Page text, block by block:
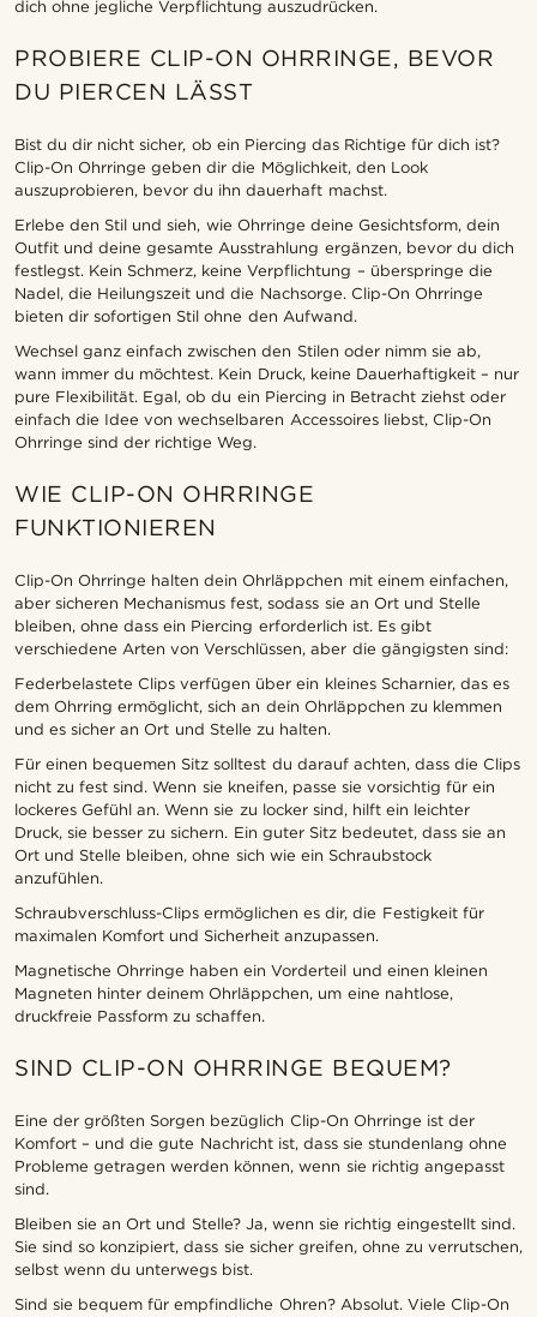
dich ohne jegliche Verpflichtung auszudrücken.
PROBIERE CLIP-ON OHRRINGE, BEVOR
DU PIERCEN LÄSST
Bist du dir nicht sicher, ob ein Piercing das Richtige für dich ist?
Clip-On Ohrringe geben dir die Möglichkeit, den Look
auszuprobieren, bevor du ihn dauerhaft machst.
Erlebe den Stil und sieh, wie Ohrringe deine Gesichtsform, dein
Outfit und deine gesamte Ausstrahlung ergänzen, bevor du dich
festlegst. Kein Schmerz, keine Verpflichtung – überspringe die
Nadel, die Heilungszeit und die Nachsorge. Clip-On Ohrringe
bieten dir sofortigen Stil ohne den Aufwand.
Wechsel ganz einfach zwischen den Stilen oder nimm sie ab,
wann immer du möchtest. Kein Druck, keine Dauerhaftigkeit – nur
pure Flexibilität. Egal, ob du ein Piercing in Betracht ziehst oder
einfach die Idee von wechselbaren Accessoires liebst, Clip-On
Ohrringe sind der richtige Weg.
WIE CLIP-ON OHRRINGE
FUNKTIONIEREN
Clip-On Ohrringe halten dein Ohrläppchen mit einem einfachen,
aber sicheren Mechanismus fest, sodass sie an Ort und Stelle
bleiben, ohne dass ein Piercing erforderlich ist. Es gibt
verschiedene Arten von Verschlüssen, aber die gängigsten sind:
Federbelastete Clips verfügen über ein kleines Scharnier, das es
dem Ohrring ermöglicht, sich an dein Ohrläppchen zu klemmen
und es sicher an Ort und Stelle zu halten.
Für einen bequemen Sitz solltest du darauf achten, dass die Clips
nicht zu fest sind. Wenn sie kneifen, passe sie vorsichtig für ein
lockeres Gefühl an. Wenn sie zu locker sind, hilft ein leichter
Druck, sie besser zu sichern. Ein guter Sitz bedeutet, dass sie an
Ort und Stelle bleiben, ohne sich wie ein Schraubstock
anzufühlen.
Schraubverschluss-Clips ermöglichen es dir, die Festigkeit für
maximalen Komfort und Sicherheit anzupassen.
Magnetische Ohrringe haben ein Vorderteil und einen kleinen
Magneten hinter deinem Ohrläppchen, um eine nahtlose,
druckfreie Passform zu schaffen.
SIND CLIP-ON OHRRINGE BEQUEM?
Eine der größten Sorgen bezüglich Clip-On Ohrringe ist der
Komfort – und die gute Nachricht ist, dass sie stundenlang ohne
Probleme getragen werden können, wenn sie richtig angepasst
sind.
Bleiben sie an Ort und Stelle? Ja, wenn sie richtig eingestellt sind.
Sie sind so konzipiert, dass sie sicher greifen, ohne zu verrutschen,
selbst wenn du unterwegs bist.
Sind sie bequem für empfindliche Ohren? Absolut. Viele Clip-On